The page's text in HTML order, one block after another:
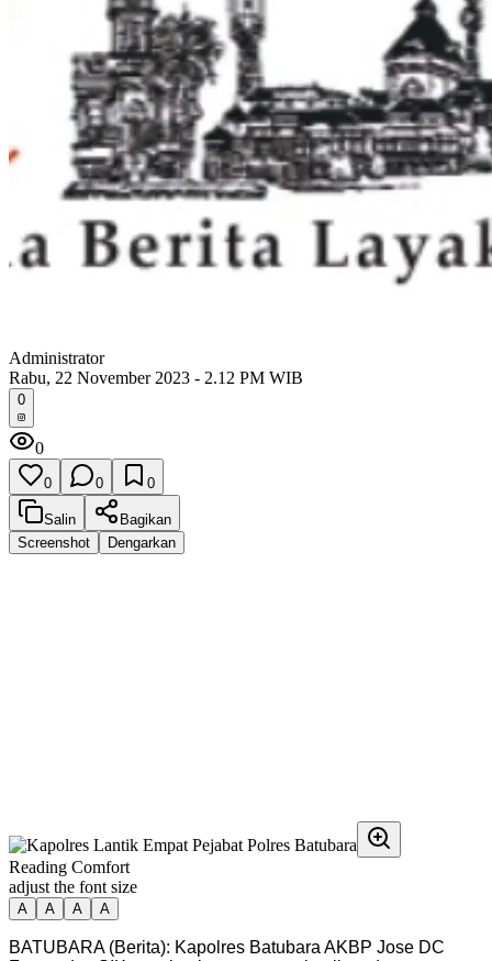
Administrator
Rabu, 22 November 2023 - 2.12 PM WIB
0
0
0 0 0
Salin
Bagikan
Screenshot
Dengarkan
Reading Comfort
adjust the font size
A A A A
BATUBARA (Berita): Kapolres Batubara AKBP Jose DC